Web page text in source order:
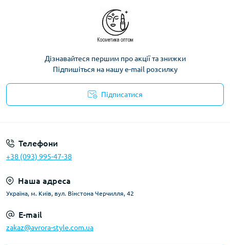
Дізнавайтеся першим про акції та знижки
Підпишіться на нашу e-mail розсилку
Підписатися
Телефони
+38 (093) 995-47-38
Наша адреса
Україна, м. Київ, вул. Вінстона Черчилля, 42
E-mail
zakaz@avrora-style.com.ua